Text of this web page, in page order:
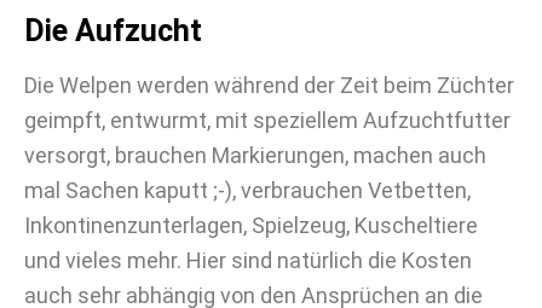
Die Aufzucht
Die Welpen werden während der Zeit beim Züchter
geimpft, entwurmt, mit speziellem Aufzuchtfutter
versorgt, brauchen Markierungen, machen auch
mal Sachen kaputt ;-), verbrauchen Vetbetten,
Inkontinenzunterlagen, Spielzeug, Kuscheltiere
und vieles mehr. Hier sind natürlich die Kosten
auch sehr abhängig von den Ansprüchen an die